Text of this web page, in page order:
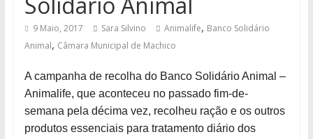
9 Maio, 2017 Sara Silvino Animalife, Banco Solidário
Animal, Câmara Municipal de Machico
A campanha de recolha do Banco Solidário Animal –
Animalife, que aconteceu no passado fim-de-
semana pela décima vez, recolheu ração e os outros
produtos essenciais para tratamento diário dos